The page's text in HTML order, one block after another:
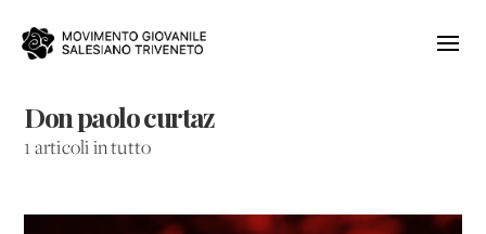
Don paolo curtaz
1 articoli in tutto